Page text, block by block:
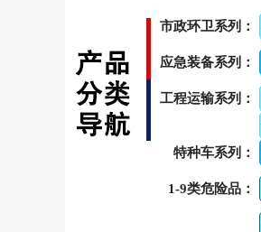
市政环卫系列：
应急装备系列：
工程运输系列：
特种车系列：
1-9类危险品：